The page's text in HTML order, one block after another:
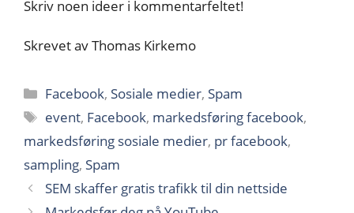
Skriv noen ideer i kommentarfeltet!
Skrevet av Thomas Kirkemo
Kategorier
Facebook, Sosiale medier, Spam
Stikkord
event, Facebook, markedsføring facebook,
markedsføring sosiale medier, pr facebook,
sampling, Spam
SEM skaffer gratis trafikk til din nettside